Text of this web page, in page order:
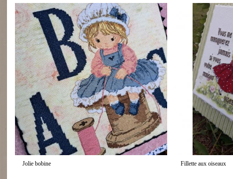
Jolie bobine Fillette aux oiseaux